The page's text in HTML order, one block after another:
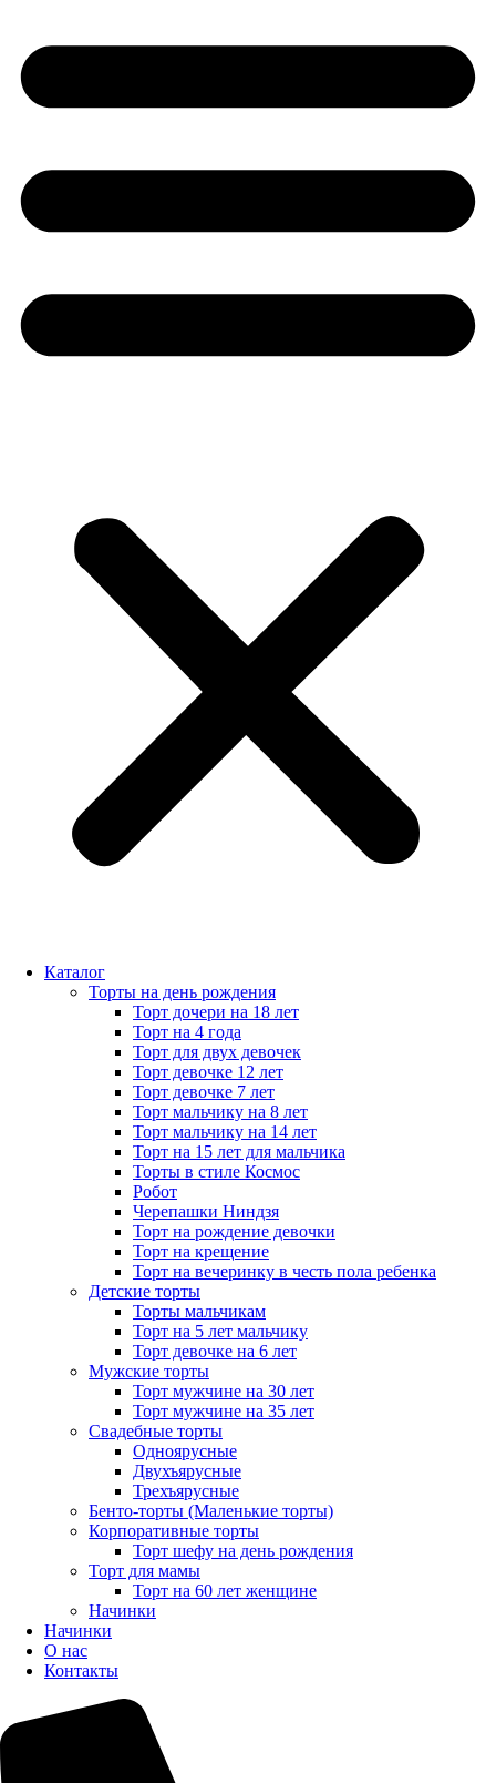
Каталог
Торты на день рождения
Торт дочери на 18 лет
Торт на 4 года
Торт для двух девочек
Торт девочке 12 лет
Торт девочке 7 лет
Торт мальчику на 8 лет
Торт мальчику на 14 лет
Торт на 15 лет для мальчика
Торты в стиле Космос
Робот
Черепашки Ниндзя
Торт на рождение девочки
Торт на крещение
Торт на вечеринку в честь пола ребенка
Детские торты
Торты мальчикам
Торт на 5 лет мальчику
Торт девочке на 6 лет
Мужские торты
Торт мужчине на 30 лет
Торт мужчине на 35 лет
Свадебные торты
Одноярусные
Двухъярусные
Трехъярусные
Бенто-торты (Маленькие торты)
Корпоративные торты
Торт шефу на день рождения
Торт для мамы
Торт на 60 лет женщине
Начинки
Начинки
О нас
Контакты